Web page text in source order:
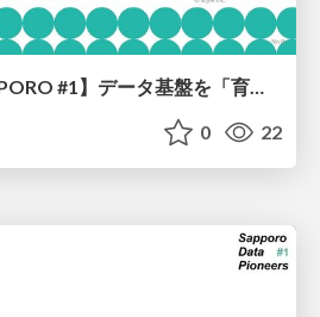
【試されDATA SAPPORO #1】データ基盤を「育てる」コミュニケーション
0 22